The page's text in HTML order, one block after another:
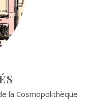
la Cosmopolithèque